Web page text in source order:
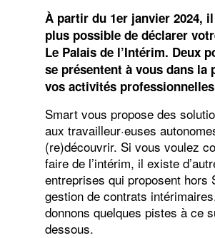
À partir du 1er janvier 2024,
plus possible de déclarer
Le Palais de l’Intérim. Deux
se présentent à vous dans la
vos activités
Smart vous propose des
aux travailleur·euses
(re)découvrir. Si vous voulez
faire de l’intérim, il existe
entreprises qui proposent hors
gestion de contrats
donnons quelques pistes à ce
dessous.